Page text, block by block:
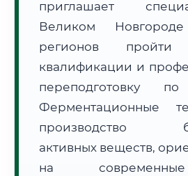
• Маршрут транзита:~3 092 км
📜 Документы и аккредитация
приглашает
Великом
регионов пройти
квалификации и
переподготовку
Ферментационные
производство
активных веществ,
на